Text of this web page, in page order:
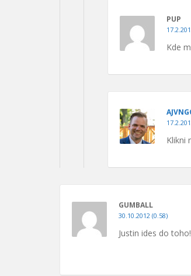
PUP
Kde
Klikni
GUMBALL
30.10.2012 (0.58)
Justin ides do toho!